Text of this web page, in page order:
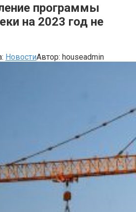
программы
на 2023 год не
НовостиАвтор: houseadmin